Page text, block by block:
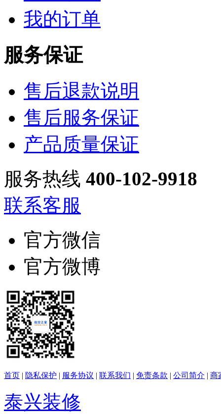
我的订单
服务保证
售后退款说明
售后服务保证
产品质量保证
服务热线 400-102-9918
联系客服
官方微信
官方微博
首页 | 隐私保护 | 服务协议 | 联系我们 | 免责条款 | 公司简介 | 商
泰兴装修